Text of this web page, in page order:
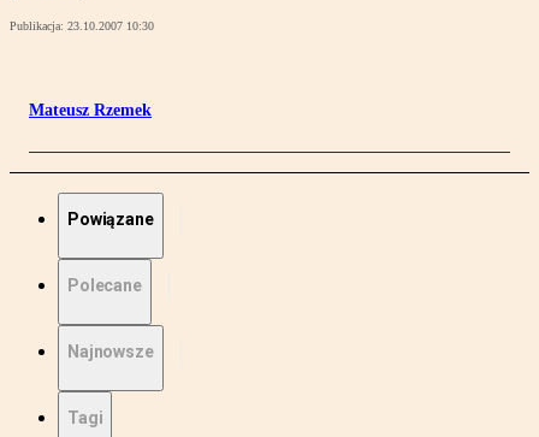
Publikacja: 23.10.2007 10:30
Mateusz Rzemek
Powiązane
Polecane
Najnowsze
Tagi